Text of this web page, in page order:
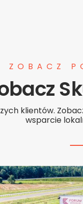
ZOBACZ
klientów.
wsparcie